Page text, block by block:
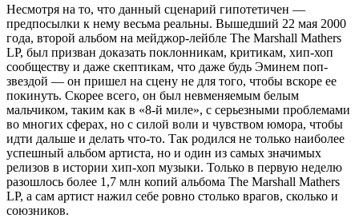
Несмотря на то, что данный сценарий гипотетичен —
предпосылки к нему весьма реальны. Вышедший 22 мая 2000
года, второй альбом на мейджор-лейбле The Marshall Mathers
LP, был призван доказать поклонникам, критикам, хип-хоп
сообществу и даже скептикам, что даже будь Эминем поп-
звездой — он пришел на сцену не для того, чтобы вскоре ее
покинуть. Скорее всего, он был невменяемым белым
мальчиком, таким как в «8-й миле», с серьезными проблемами
во многих сферах, но с силой воли и чувством юмора, чтобы
идти дальше и делать что-то. Так родился не только наиболее
успешный альбом артиста, но и один из самых значимых
релизов в истории хип-хоп музыки. Только в первую неделю
разошлось более 1,7 млн копий альбома The Marshall Mathers
LP, а сам артист нажил себе ровно столько врагов, сколько и
союзников.